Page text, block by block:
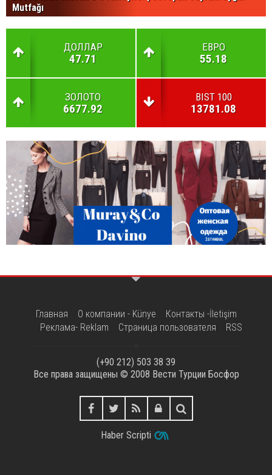
Mutfağı
ДОЛЛАР
47.71
ЕВРО
55.18
ЗОЛОТО
6677.92
BIST 100
13781.08
Главная О компании - Künye
Контакты -İletişim
Реклама- Reklam
Страница пользователя RSS
(+90 212) 503 38 39
Все права защищены © 2008 Вести Турции Босфор
Haber Scripti